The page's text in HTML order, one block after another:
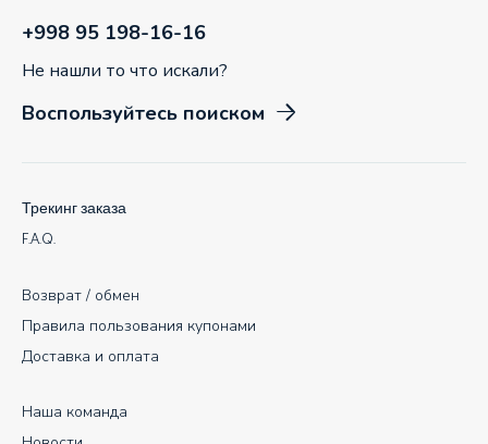
+998 95 198-16-16
Не нашли то что искали?
Воспользуйтесь поиском
Наша команда
Возврат / обмен
Правила пользования купонами
Доставка и оплата
Трекинг заказа
F.A.Q.